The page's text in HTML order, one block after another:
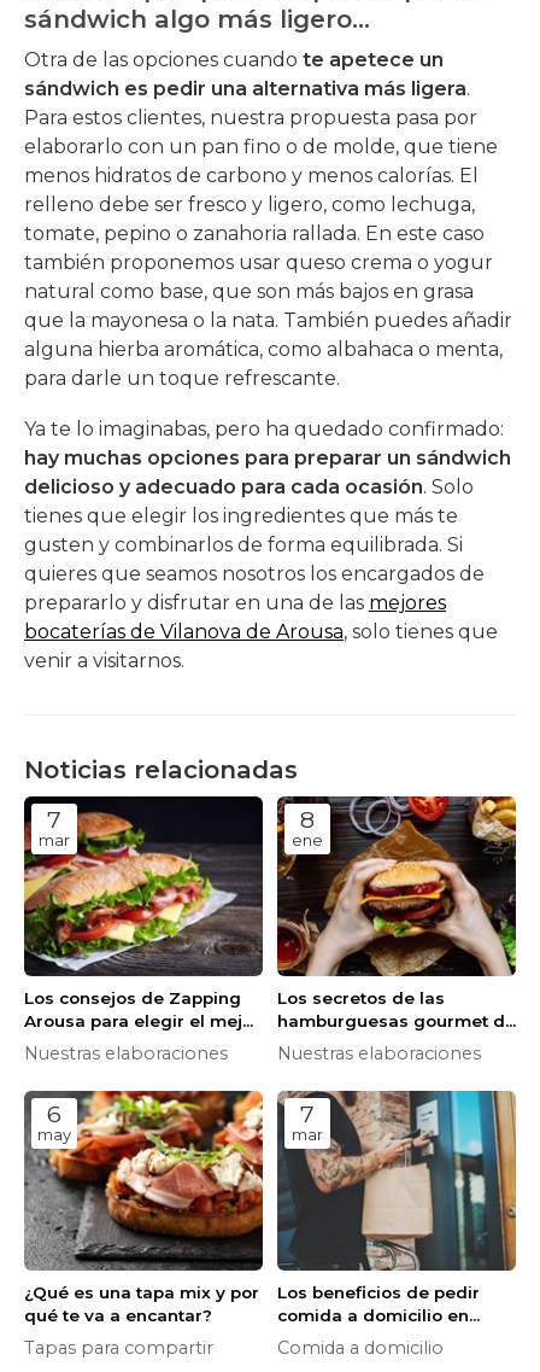
sándwich algo más ligero…
Otra de las opciones cuando te apetece un
sándwich es pedir una alternativa más ligera.
Para estos clientes, nuestra propuesta pasa por
elaborarlo con un pan fino o de molde, que tiene
menos hidratos de carbono y menos calorías. El
relleno debe ser fresco y ligero, como lechuga,
tomate, pepino o zanahoria rallada. En este caso
también proponemos usar queso crema o yogur
natural como base, que son más bajos en grasa
que la mayonesa o la nata. También puedes añadir
alguna hierba aromática, como albahaca o menta,
para darle un toque refrescante.
Ya te lo imaginabas, pero ha quedado confirmado:
hay muchas opciones para preparar un sándwich
delicioso y adecuado para cada ocasión. Solo
tienes que elegir los ingredientes que más te
gusten y combinarlos de forma equilibrada. Si
quieres que seamos nosotros los encargados de
prepararlo y disfrutar en una de las mejores
bocaterías de Vilanova de Arousa, solo tienes que
venir a visitarnos.
Noticias relacionadas
7
mar
Los consejos de Zapping
Arousa para elegir el mejor
bocadillo para cada
dulce, salado…
Nuestras elaboraciones
8
ene
Los secretos de las
hamburguesas gourmet de
Zapping Arousa:
variedades
Nuestras elaboraciones
6
may
¿Qué es una tapa mix y por
qué te va a encantar?
Tapas para compartir
7
mar
Los beneficios de pedir
comida a domicilio en
primavera: ahorra tiempo,
Comida a domicilio